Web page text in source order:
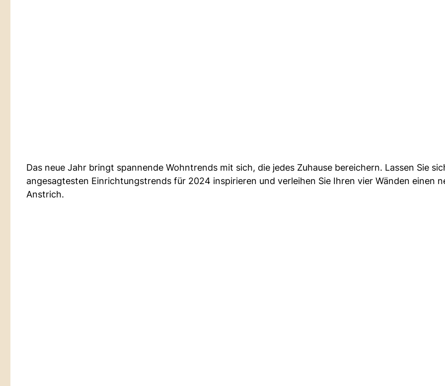
Das neue Jahr bringt spannende Wohntrends mit sich, die jedes Zuhause bereichern. Lassen Sie
angesagtesten Einrichtungstrends für 2024 inspirieren und verleihen Sie Ihren vier Wänden einen
Anstrich.